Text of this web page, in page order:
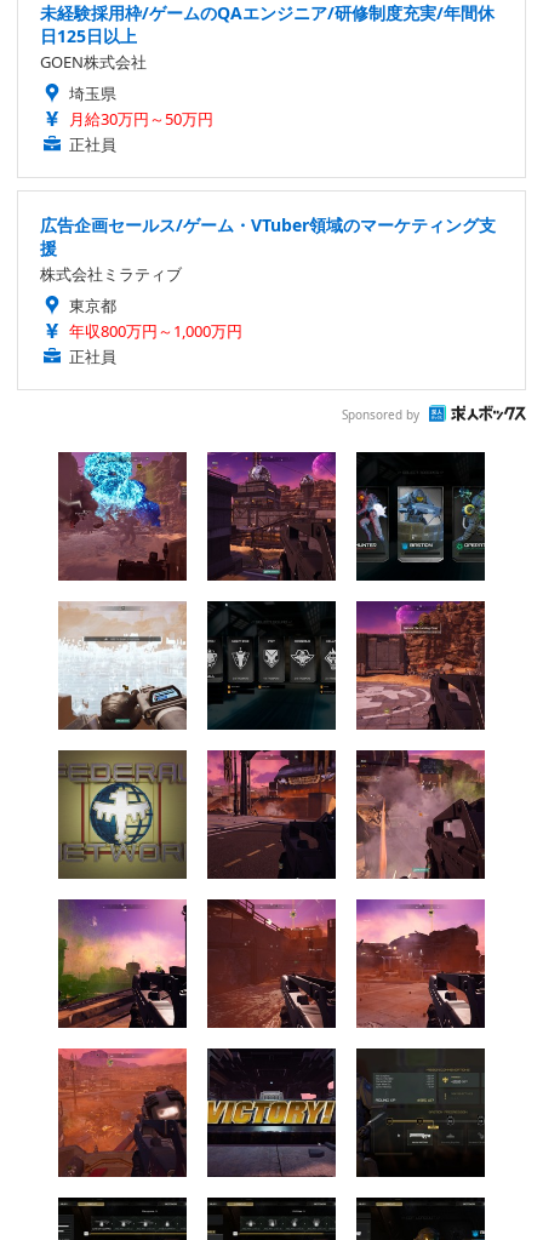
未経験採用枠/ゲームのQAエンジニア/研修制度充実/年間休
日125日以上
GOEN株式会社
埼玉県
月給30万円～50万円
正社員
広告企画セールス/ゲーム・VTuber領域のマーケティング支
援
株式会社ミラティブ
東京都
年収800万円～1,000万円
正社員
Sponsored by